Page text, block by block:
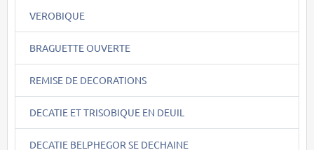
VEROBIQUE
BRAGUETTE OUVERTE
REMISE DE DECORATIONS
DECATIE ET TRISOBIQUE EN DEUIL
DECATIE BELPHEGOR SE DECHAINE